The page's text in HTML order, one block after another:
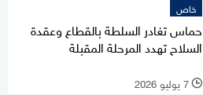
خاص
حماس تغادر السلطة بالقطاع وعقدة
السلاح تهدد المرحلة المقبلة
l 7 يوليو 2026